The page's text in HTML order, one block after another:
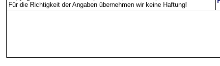
Für die Richtigkeit der Angaben übernehmen wir keine Haftung!